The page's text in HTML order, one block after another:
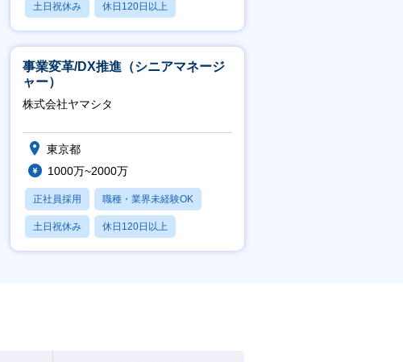
土日祝休み 休日120日以上
月残業20時間以内
事業変革/DX推進（シニアマネージ
ャー）
株式会社ヤマシタ
東京都
1000万~2000万
正社員採用 職種・業界未経験OK
土日祝休み 休日120日以上
産休・育休あり